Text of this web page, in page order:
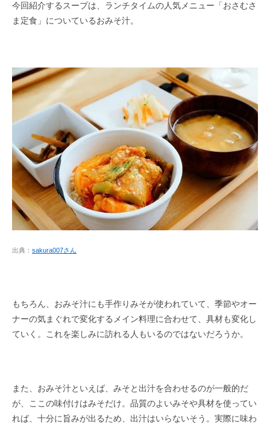
今回紹介するスープは、ランチタイムの人気メニュー「おさむさ
ま定食」についているおみそ汁。
出典： sakura007さん
もちろん、おみそ汁にも手作りみそが使われていて、季節やオー
ナーの気まぐれで変化するメイン料理に合わせて、具材も変化し
ていく。これを楽しみに訪れる人もいるのではないだろうか。
また、おみそ汁といえば、みそと出汁を合わせるのが一般的だ
が、ここの味付けはみそだけ。品質のよいみそや具材を使ってい
れば、十分に旨みが出るため、出汁はいらないそう。実際に味わ